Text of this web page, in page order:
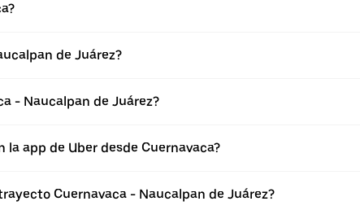
de Juárez?
- Naucalpan de Juárez?
app de Uber desde Cuernavaca?
Cuernavaca - Naucalpan de Juárez?